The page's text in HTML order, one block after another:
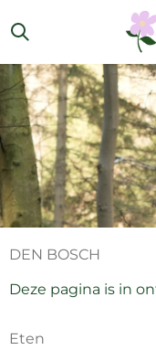
direct
naar
de
hoofdinhoud
DEN BOSCH
Deze pagina is in
Eten